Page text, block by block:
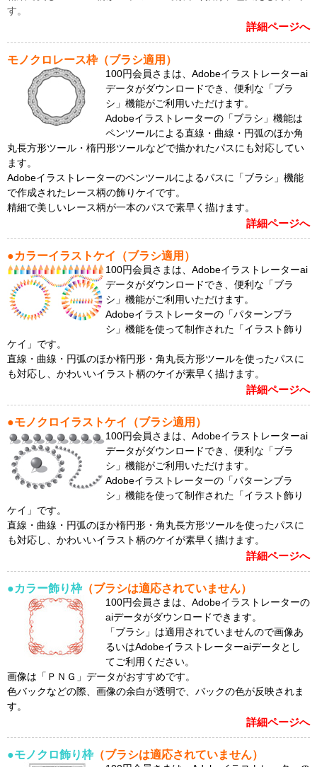
す。
詳細ページへ
モノクロレース枠（ブラシ適用）
100円会員さまは、Adobeイラストレーターai
データがダウンロードでき、便利な「ブラ
シ」機能がご利用いただけます。
Adobeイラストレーターの「ブラシ」機能は
ペンツールによる直線・曲線・円弧のほか角
丸長方形ツール・楕円形ツールなどで描かれたパスにも対応してい
ます。
Adobeイラストレーターのペンツールによるパスに「ブラシ」機能
で作成されたレース柄の飾りケイです。
精細で美しいレース柄が一本のパスで素早く描けます。
詳細ページへ
●カラーイラストケイ（ブラシ適用）
100円会員さまは、Adobeイラストレーターai
データがダウンロードでき、便利な「ブラ
シ」機能がご利用いただけます。
Adobeイラストレーターの「パターンブラ
シ」機能を使って制作された「イラスト飾り
ケイ」です。
直線・曲線・円弧のほか楕円形・角丸長方形ツールを使ったパスに
も対応し、かわいいイラスト柄のケイが素早く描けます。
詳細ページへ
●モノクロイラストケイ（ブラシ適用）
100円会員さまは、Adobeイラストレーターai
データがダウンロードでき、便利な「ブラ
シ」機能がご利用いただけます。
Adobeイラストレーターの「パターンブラ
シ」機能を使って制作された「イラスト飾り
ケイ」です。
直線・曲線・円弧のほか楕円形・角丸長方形ツールを使ったパスに
も対応し、かわいいイラスト柄のケイが素早く描けます。
詳細ページへ
●カラー飾り枠（ブラシは適応されていません）
100円会員さまは、Adobeイラストレーターの
aiデータがダウンロードできます。
「ブラシ」は適用されていませんので画像あ
るいはAdobeイラストレーターaiデータとし
てご利用ください。
画像は「ＰＮＧ」データがおすすめです。
色バックなどの際、画像の余白が透明で、バックの色が反映されま
す。
詳細ページへ
●モノクロ飾り枠（ブラシは適応されていません）